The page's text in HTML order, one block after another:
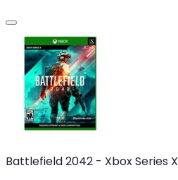
Battlefield 2042 - Xbox Series X